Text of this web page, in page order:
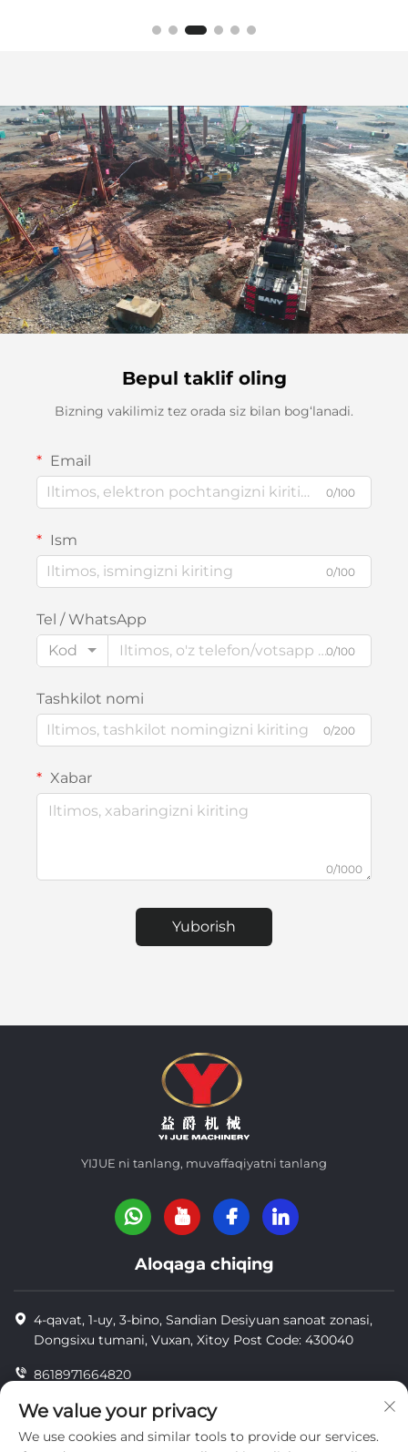
Bepul taklif oling
Bizning vakilimiz tez orada siz bilan bog‘lanadi.
Email
0/100
Ism
0/100
Tel / WhatsApp
Kod
0/100
Tashkilot nomi
0/200
Xabar
0/1000
Yuborish
YIJUE ni tanlang, muvaffaqiyatni tanlang
Aloqaga chiqing
4-qavat, 1-uy, 3-bino, Sandian Desiyuan sanoat zonasi,
Dongsixu tumani, Vuxan, Xitoy Post Code: 430040
8618971664820
8618971664820
[email protected]
We value your privacy
We use cookies and similar tools to provide our services.